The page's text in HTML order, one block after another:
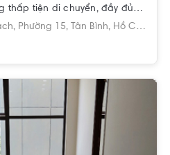
Căn hộ Ruby Garden tầng thấp tiện di chuyển, đầy đủ nội thất.
Phường 15, Tân Bình, Hồ Chí Minh